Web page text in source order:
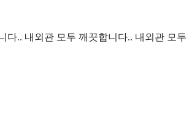
다.. 내외관 모두 깨끗합니다.. 내외관 모두